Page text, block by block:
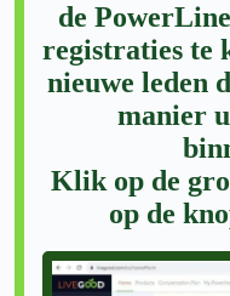
de
registraties te
nieuwe leden
manier
Klik op de
op de